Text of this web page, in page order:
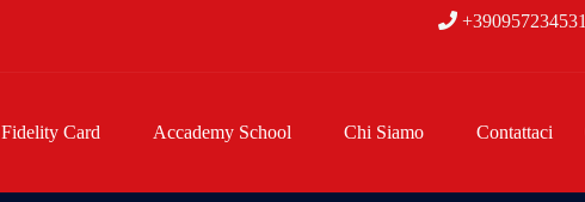
+390957234531
Fidelity Card Accademy School Chi Siamo Contattaci